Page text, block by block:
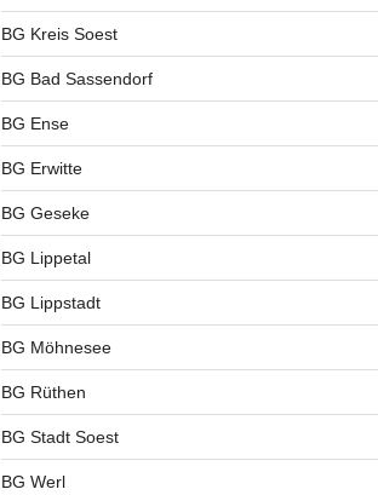
BG Kreis Soest
BG Bad Sassendorf
BG Ense
BG Erwitte
BG Geseke
BG Lippetal
BG Lippstadt
BG Möhnesee
BG Rüthen
BG Stadt Soest
BG Werl